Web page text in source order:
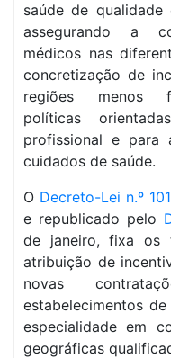
saúde de
assegurando a
médicos nas
concretização de
regiões menos
políticas
profissional e para
cuidados de saúde.
O Decreto-Lei n.º
e republicado pelo
de janeiro, fixa os
atribuição de
novas
estabelecimentos
especialidade em
geográficas